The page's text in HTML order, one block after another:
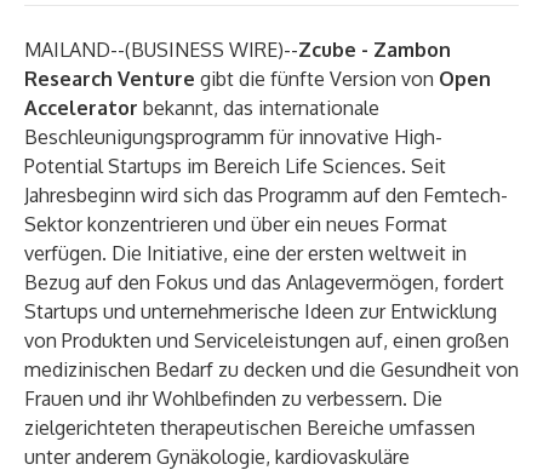
MAILAND--(BUSINESS WIRE)--Zcube - Zambon
Research Venture gibt die fünfte Version von Open
Accelerator bekannt, das internationale
Beschleunigungsprogramm für innovative High-
Potential Startups im Bereich Life Sciences. Seit
Jahresbeginn wird sich das Programm auf den Femtech-
Sektor konzentrieren und über ein neues Format
verfügen. Die Initiative, eine der ersten weltweit in
Bezug auf den Fokus und das Anlagevermögen, fordert
Startups und unternehmerische Ideen zur Entwicklung
von Produkten und Serviceleistungen auf, einen großen
medizinischen Bedarf zu decken und die Gesundheit von
Frauen und ihr Wohlbefinden zu verbessern. Die
zielgerichteten therapeutischen Bereiche umfassen
unter anderem Gynäkologie, kardiovaskuläre